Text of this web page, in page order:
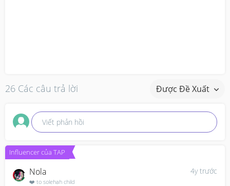
26 Các câu trả lời Được Đề Xuất
Viết phản hồi
Influencer của TAP
4y trước
Nola
❤️ to solehah child